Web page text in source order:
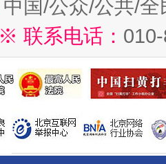
中国/公众/公共/
※ 联系电话：